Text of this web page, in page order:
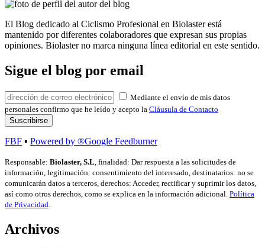
El Blog dedicado al Ciclismo Profesional en Biolaster está
mantenido por diferentes colaboradores que expresan sus propias
opiniones. Biolaster no marca ninguna línea editorial en este sentido.
Sigue el blog por email
Mediante el envío de mis datos
personales confirmo que he leído y acepto la Cláusula de Contacto
FBF ▪ Powered by ®Google Feedburner
Responsable: Biolaster, S.L, finalidad: Dar respuesta a las solicitudes de
información, legitimación: consentimiento del interesado, destinatarios: no se
comunicarán datos a terceros, derechos: Acceder, rectificar y suprimir los datos,
así como otros derechos, como se explica en la información adicional. Política
de Privacidad.
Archivos